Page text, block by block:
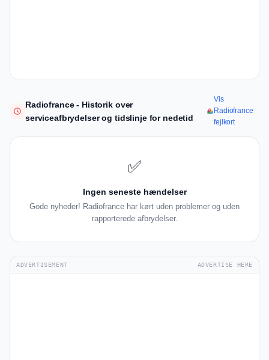
Radiofrance - Historik over
serviceafbrydelser og tidslinje for nedetid
Vis
Radiofrance
fejlkort
✅
Ingen seneste hændelser
Gode nyheder! Radiofrance har kørt uden problemer og uden
rapporterede afbrydelser.
ADVERTISEMENT ADVERTISE HERE